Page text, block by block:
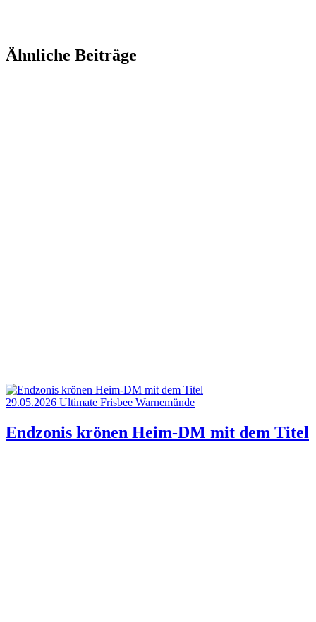
Ähnliche Beiträge
29.05.2026 Ultimate Frisbee Warnemünde
Endzonis krönen Heim-DM mit dem Titel